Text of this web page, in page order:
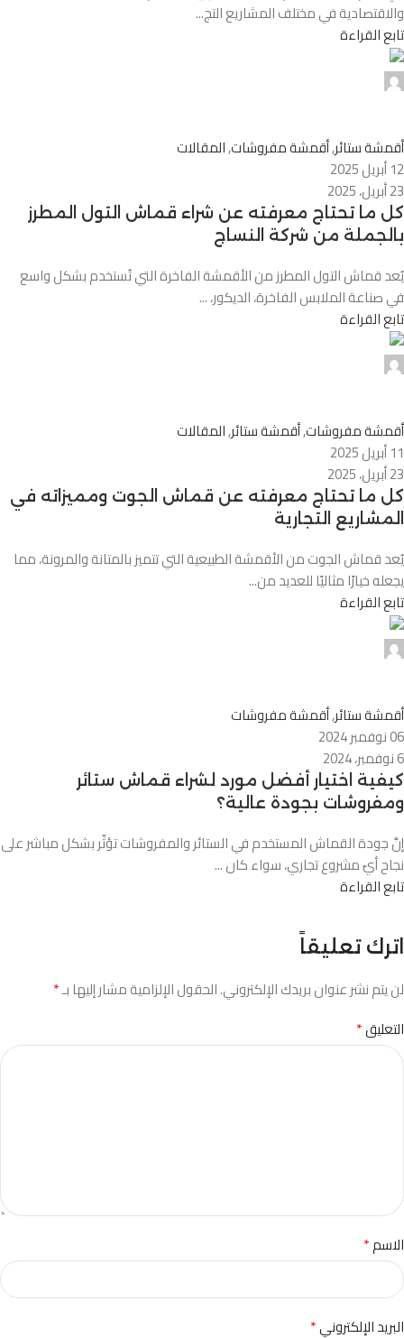
والاقتصادية في مختلف المشاريع التج...
تابع القراءة
أقمشة ستائر,أقمشة مفروشات,المقالات
12 أبريل 2025
23 أبريل، 2025
كل ما تحتاج معرفته عن شراء قماش التول المطرز
بالجملة من شركة النساج
يُعد قماش التول المطرز من الأقمشة الفاخرة التي تُستخدم بشكل واسع
في صناعة الملابس الفاخرة، الديكور، ...
تابع القراءة
أقمشة مفروشات,أقمشة ستائر,المقالات
11 أبريل 2025
23 أبريل، 2025
كل ما تحتاج معرفته عن قماش الجوت ومميزاته في
المشاريع التجارية
يُعد قماش الجوت من الأقمشة الطبيعية التي تتميز بالمتانة والمرونة، مما
يجعله خيارًا مثاليًا للعديد من...
تابع القراءة
أقمشة ستائر,أقمشة مفروشات
06 نوفمبر 2024
6 نوفمبر، 2024
كيفية اختيار أفضل مورد لشراء قماش ستائر
ومفروشات بجودة عالية؟
إنَّ جودة القماش المستخدم في الستائر والمفروشات تؤثّر بشكل مباشر على
نجاح أيّ مشروع تجاري، سواء كان ...
تابع القراءة
اترك تعليقاً
لن يتم نشر عنوان بريدك الإلكتروني.الحقول الإلزامية مشار إليها بـ*
التعليق*
الاسم*
البريد الإلكتروني*